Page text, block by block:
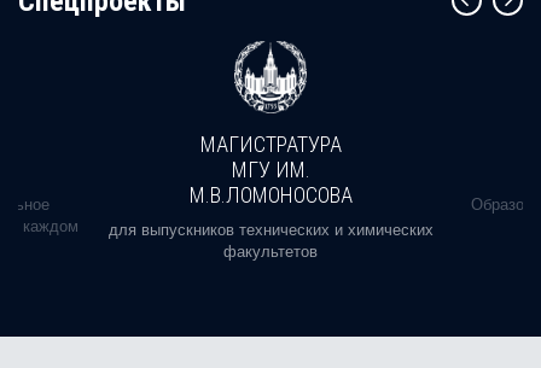
в каждом
МАГИСТРАТУРА
МГУ ИМ.
М.В.ЛОМОНОСОВА
для выпускников технических и химических
факультетов